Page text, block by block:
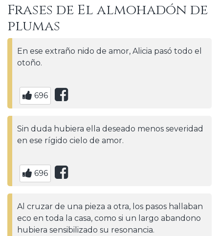
Frases de El almohadón de
plumas
En ese extraño nido de amor, Alicia pasó todo el
otoño.
696
Sin duda hubiera ella deseado menos severidad
en ese rígido cielo de amor.
696
Al cruzar de una pieza a otra, los pasos hallaban
eco en toda la casa, como si un largo abandono
hubiera sensibilizado su resonancia.